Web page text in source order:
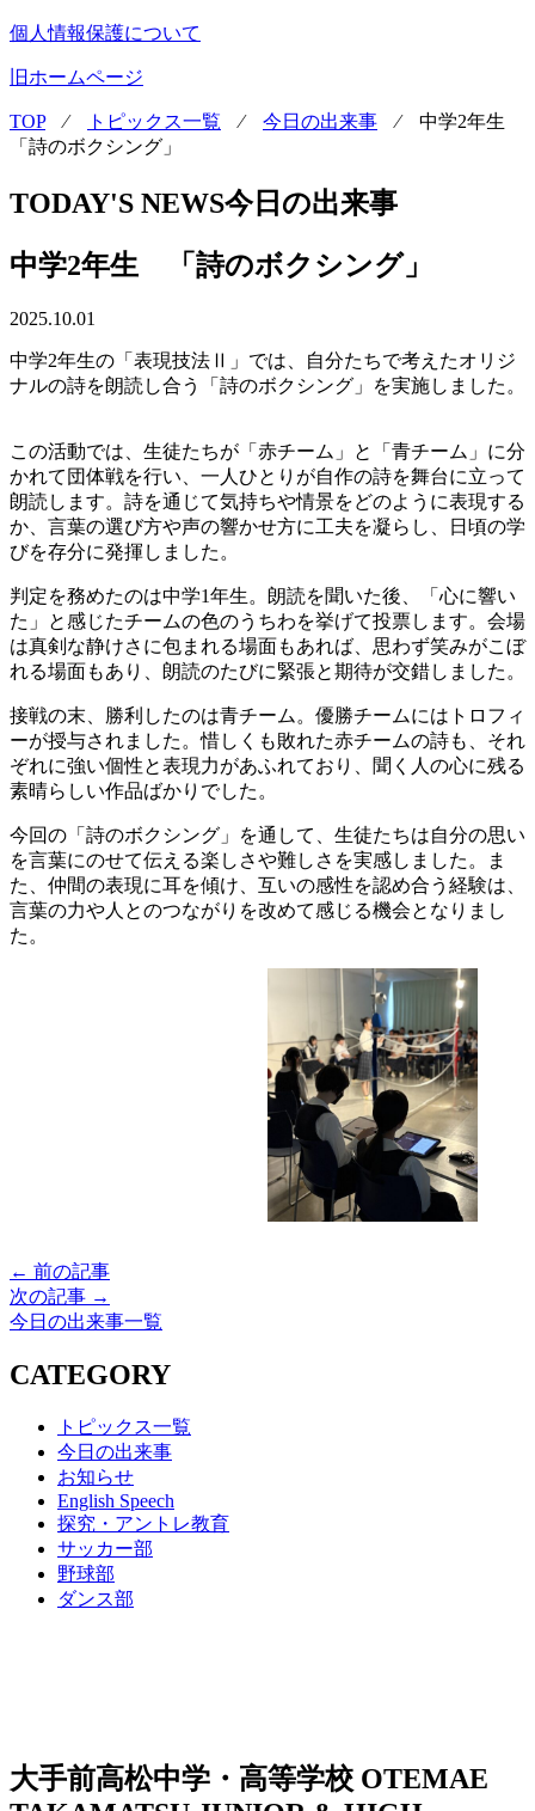
個人情報保護について
旧ホームページ
TOP⁄ トピックス一覧 ⁄ 今日の出来事 ⁄ 中学2年生
「詩のボクシング」
TODAY'S NEWS今日の出来事
中学2年生 「詩のボクシング」
2025.10.01
中学2年生の「表現技法Ⅱ」では、自分たちで考えたオリジ
ナルの詩を朗読し合う「詩のボクシング」を実施しました。
この活動では、生徒たちが「赤チーム」と「青チーム」に分
かれて団体戦を行い、一人ひとりが自作の詩を舞台に立って
朗読します。詩を通じて気持ちや情景をどのように表現する
か、言葉の選び方や声の響かせ方に工夫を凝らし、日頃の学
びを存分に発揮しました。
判定を務めたのは中学1年生。朗読を聞いた後、「心に響い
た」と感じたチームの色のうちわを挙げて投票します。会場
は真剣な静けさに包まれる場面もあれば、思わず笑みがこぼ
れる場面もあり、朗読のたびに緊張と期待が交錯しました。
接戦の末、勝利したのは青チーム。優勝チームにはトロフィ
ーが授与されました。惜しくも敗れた赤チームの詩も、それ
ぞれに強い個性と表現力があふれており、聞く人の心に残る
素晴らしい作品ばかりでした。
今回の「詩のボクシング」を通して、生徒たちは自分の思い
を言葉にのせて伝える楽しさや難しさを実感しました。ま
た、仲間の表現に耳を傾け、互いの感性を認め合う経験は、
言葉の力や人とのつながりを改めて感じる機会となりまし
た。
← 前の記事
次の記事 →
今日の出来事一覧
CATEGORY
トピックス一覧
今日の出来事
お知らせ
English Speech
探究・アントレ教育
サッカー部
野球部
ダンス部
大手前高松中学・高等学校 OTEMAE